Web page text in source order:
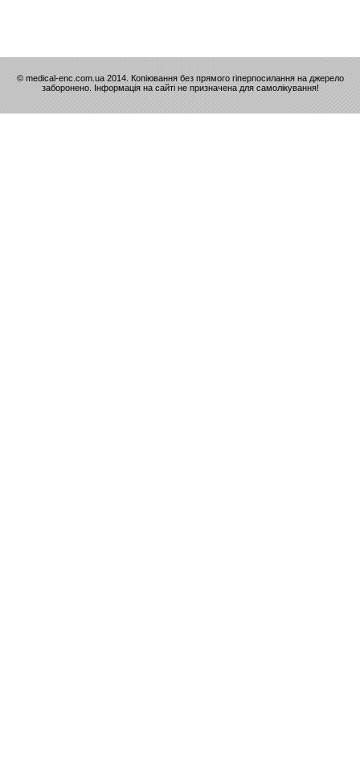
© medical-enc.com.ua 2014. Копіювання без прямого гіперпосилання на джерело
заборонено. Інформація на сайті не призначена для самолікування!